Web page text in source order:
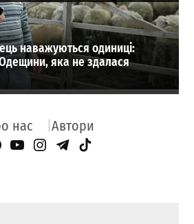
наважуються одиниці:
Одещини, яка не здалася
нас Автори
Page
YouTube
Instagram
Telegram
TikTok